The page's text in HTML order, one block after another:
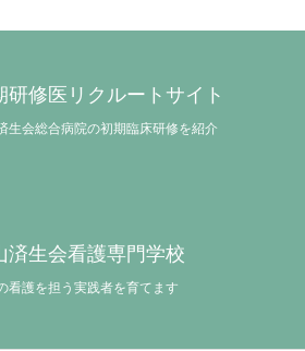
研修医リクルートサイト
生会総合病院の初期臨床研修を紹介
済生会看護専門学校
看護を担う実践者を育てます